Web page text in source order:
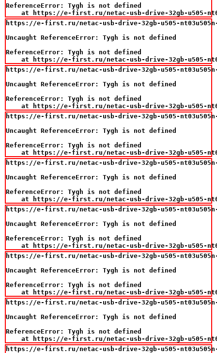
ReferenceError: Tygh is not defined
at https://e-first.ru/netac-usb-drive-32gb-u505-
https://e-first.ru/netac-usb-drive-32gb-u505-nt03u505n-
Uncaught ReferenceError: Tygh is not defined
ReferenceError: Tygh is not defined
at https://e-first.ru/netac-usb-drive-32gb-u505-
https://e-first.ru/netac-usb-drive-32gb-u505-nt03u505n-
Uncaught ReferenceError: Tygh is not defined
ReferenceError: Tygh is not defined
at https://e-first.ru/netac-usb-drive-32gb-u505-
https://e-first.ru/netac-usb-drive-32gb-u505-nt03u505n-
Uncaught ReferenceError: Tygh is not defined
ReferenceError: Tygh is not defined
at https://e-first.ru/netac-usb-drive-32gb-u505-
https://e-first.ru/netac-usb-drive-32gb-u505-nt03u505n-
Uncaught ReferenceError: Tygh is not defined
ReferenceError: Tygh is not defined
at https://e-first.ru/netac-usb-drive-32gb-u505-
https://e-first.ru/netac-usb-drive-32gb-u505-nt03u505n-
Uncaught ReferenceError: Tygh is not defined
ReferenceError: Tygh is not defined
at https://e-first.ru/netac-usb-drive-32gb-u505-
https://e-first.ru/netac-usb-drive-32gb-u505-nt03u505n-
Uncaught ReferenceError: Tygh is not defined
ReferenceError: Tygh is not defined
at https://e-first.ru/netac-usb-drive-32gb-u505-
https://e-first.ru/netac-usb-drive-32gb-u505-nt03u505n-
Uncaught ReferenceError: Tygh is not defined
ReferenceError: Tygh is not defined
at https://e-first.ru/netac-usb-drive-32gb-u505-
https://e-first.ru/netac-usb-drive-32gb-u505-nt03u505n-